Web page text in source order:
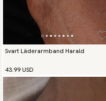
Svart Läderarmband Harald
43.99 USD